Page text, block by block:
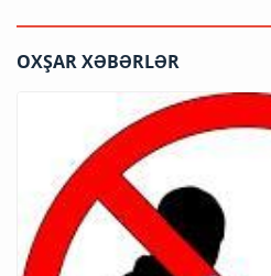
OXŞAR XƏBƏRLƏR